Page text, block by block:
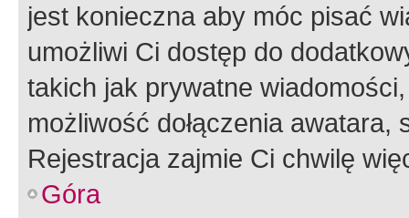
jest konieczna aby móc pisać
umożliwi Ci dostęp do
takich jak prywatne
możliwość dołączenia
Rejestracja zajmie Ci chwilę
Góra